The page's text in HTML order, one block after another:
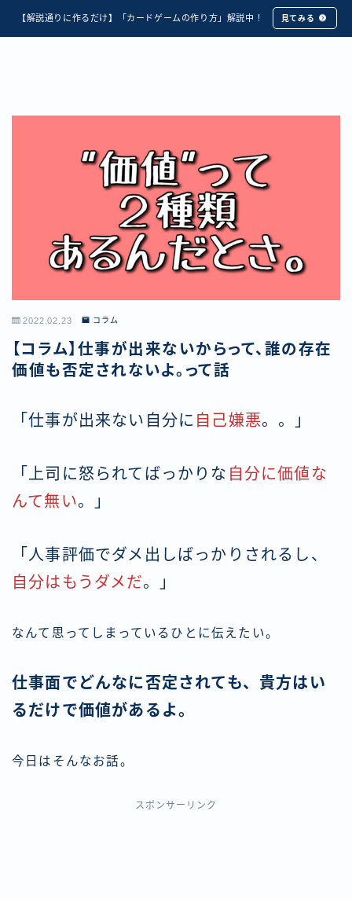
【解説通りに作るだけ】「カードゲームの作り方」解説中！ 見てみる
2022.02.23 コラム
【コラム】仕事が出来ないからって、誰の存在
価値も否定されないよ。って話
「仕事が出来ない自分に 自己嫌悪。。」
「上司に怒られてばっかりな 自分に価値な
んて無い。」
「人事評価でダメ出しばっかりされるし、
自分はもうダメだ。」
なんて思ってしまっているひとに伝えたい。
仕事面でどんなに否定されても、貴方はい
るだけで価値があるよ。
今日はそんなお話。
スポンサーリンク